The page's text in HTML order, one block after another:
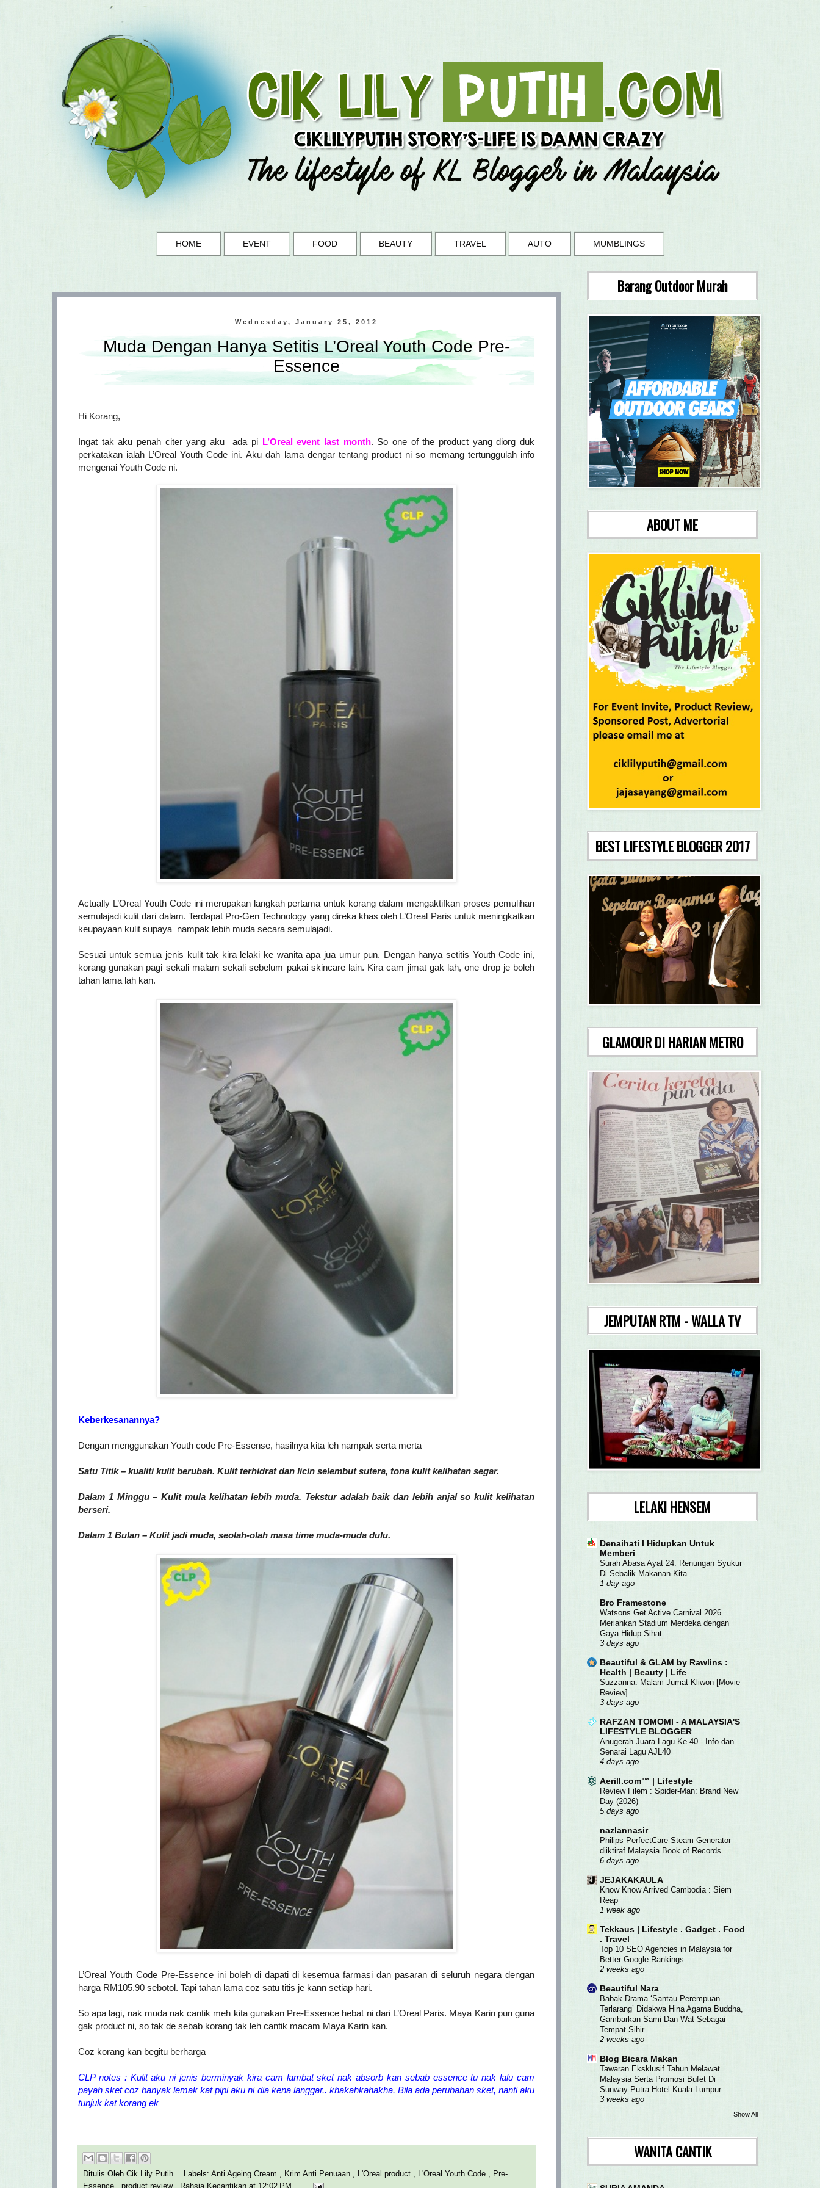
HOME EVENT FOOD BEAUTY TRAVEL AUTO MUMBLINGS
Wednesday, January 25, 2012
Muda Dengan Hanya Setitis L’Oreal Youth Code Pre-
Essence
Hi Korang,
Ingat tak aku penah citer yang aku ada pi L’Oreal event last month. So one of the product yang diorg duk
perkatakan ialah L’Oreal Youth Code ini.Aku dah lama dengar tentang product ni so memang tertunggulah info
mengenai Youth Code ni.
Actually L’Oreal Youth Code ini merupakan langkah pertama untuk korang dalam mengaktifkan proses pemulihan
semulajadi kulit dari dalam. Terdapat Pro-Gen Technology yang direka khas oleh L’Oreal Paris untuk meningkatkan
keupayaan kulit supaya nampak lebih muda secara semulajadi.
Sesuai untuk semua jenis kulit tak kira lelaki ke wanita apa jua umur pun. Dengan hanya setitis Youth Code ini,
korang gunakan pagi sekali malam sekali sebelum pakai skincare lain. Kira cam jimat gak lah, one drop je boleh
tahan lama lah kan.
Keberkesanannya?
Dengan menggunakan Youth code Pre-Essense, hasilnya kita leh nampak serta merta
Satu Titik – kualiti kulit berubah. Kulit terhidrat dan licin selembut sutera, tona kulit kelihatan segar.
Dalam 1 Minggu – Kulit mula kelihatan lebih muda. Tekstur adalah baik dan lebih anjal so kulit kelihatan
berseri.
Dalam 1 Bulan – Kulit jadi muda, seolah-olah masa time muda-muda dulu.
L’Oreal Youth Code Pre-Essence ini boleh di dapati di kesemua farmasi dan pasaran di seluruh negara dengan
harga RM105.90 sebotol. Tapi tahan lama coz satu titis je kann setiap hari.
So apa lagi, nak muda nak cantik meh kita gunakan Pre-Essence hebat ni dari L’Oreal Paris. Maya Karin pun guna
gak product ni, so tak de sebab korang tak leh cantik macam Maya Karin kan.
Coz korang kan begitu berharga
CLP notes : Kulit aku ni jenis berminyak kira cam lambat sket nak absorb kan sebab essence tu nak lalu cam
payah sket coz banyak lemak kat pipi aku ni dia kena langgar.. khakahkahakha. Bila ada perubahan sket, nanti aku
tunjuk kat korang ek
Ditulis Oleh Cik Lily Putih Labels: Anti Ageing Cream , Krim Anti Penuaan , L'Oreal product , L'Oreal Youth Code , Pre-
Essence
product review Rahsia Kecantikan at 12:02 PM
Barang Outdoor Murah
ABOUT ME
BEST LIFESTYLE BLOGGER 2017
GLAMOUR DI HARIAN METRO
JEMPUTAN RTM - WALLA TV
LELAKI HENSEM
Denaihati l Hidupkan Untuk
Memberi
Surah Abasa Ayat 24: Renungan Syukur
Di Sebalik Makanan Kita
1 day ago
Bro Framestone
Watsons Get Active Carnival 2026
Meriahkan Stadium Merdeka dengan
Gaya Hidup Sihat
3 days ago
Beautiful & GLAM by Rawlins :
Health | Beauty | Life
Suzzanna: Malam Jumat Kliwon [Movie
Review]
3 days ago
RAFZAN TOMOMI - A MALAYSIA'S
LIFESTYLE BLOGGER
Anugerah Juara Lagu Ke-40 - Info dan
Senarai Lagu AJL40
4 days ago
Aerill.com™ | Lifestyle
Review Filem : Spider-Man: Brand New
Day (2026)
5 days ago
nazlannasir
Philips PerfectCare Steam Generator
diiktiraf Malaysia Book of Records
6 days ago
JEJAKAKAULA
Know Know Arrived Cambodia : Siem
Reap
1 week ago
Tekkaus | Lifestyle . Gadget . Food
. Travel
Top 10 SEO Agencies in Malaysia for
Better Google Rankings
2 weeks ago
Beautiful Nara
Babak Drama ‘Santau Perempuan
Terlarang’ Didakwa Hina Agama Buddha,
Gambarkan Sami Dan Wat Sebagai
Tempat Sihir
2 weeks ago
Blog Bicara Makan
Tawaran Eksklusif Tahun Melawat
Malaysia Serta Promosi Bufet Di
Sunway Putra Hotel Kuala Lumpur
3 weeks ago
Show All
WANITA CANTIK